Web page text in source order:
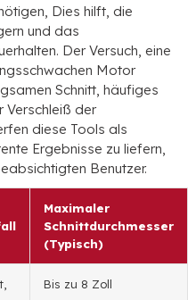
Dies hilft, die
und das
Der Versuch, eine
Motor
Schnitt, häufiges
Verschleiß der
diese Tools als
Ergebnisse zu liefern,
Benutzer.
Maximaler
Schnittdurchmesser
(Typisch)
Bis zu 8 Zoll